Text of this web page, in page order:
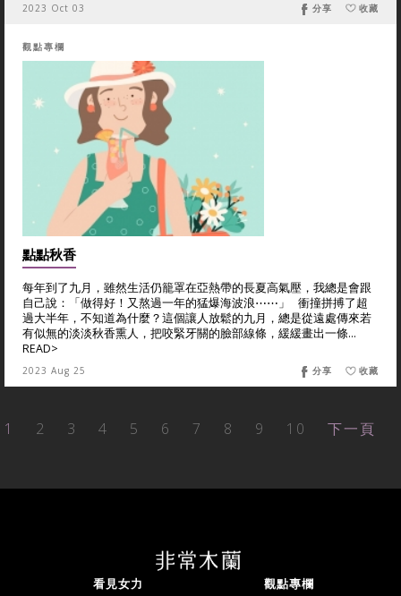
2023 Oct 03 收藏
分享
觀點專欄
點點秋香
每年到了九月，雖然生活仍籠罩在亞熱帶的長夏高氣壓，我總是會跟
自己說：「做得好！又熬過一年的猛爆海波浪⋯⋯」 衝撞拼搏了超
過大半年，不知道為什麼？這個讓人放鬆的九月，總是從遠處傳來若
有似無的淡淡秋香熏人，把咬緊牙關的臉部線條，緩緩畫出一條...
READ>
2023 Aug 25 收藏
分享
1 2 3 4 5 6 7 8 9 10 下一頁
看見女力 觀點專欄